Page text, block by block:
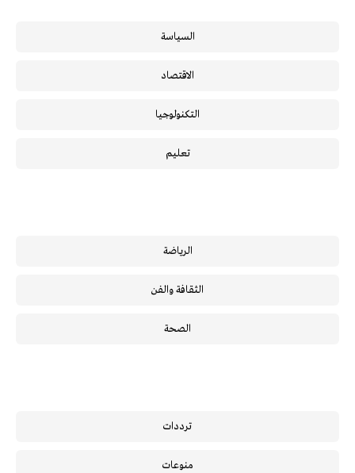
السياسة
الاقتصاد
التكنولوجيا
تعليم
الرياضة
الثقافة والفن
الصحة
ترددات
منوعات